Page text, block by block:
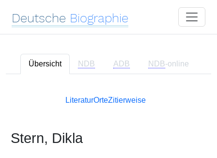
Deutsche Biographie
Übersicht NDB ADB NDB-online
LiteraturOrteZitierweise
Stern, Dikla